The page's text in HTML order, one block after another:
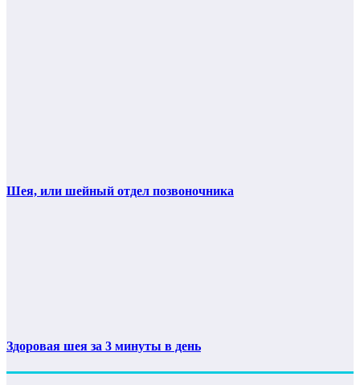
Шея, или шейный отдел позвоночника
Здоровая шея за 3 минуты в день